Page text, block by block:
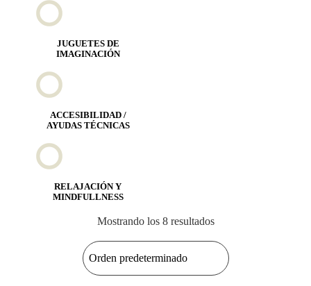
JUGUETES DE
IMAGINACIÓN
ACCESIBILIDAD /
AYUDAS TÉCNICAS
RELAJACIÓN Y
MINDFULLNESS
Mostrando los 8 resultados